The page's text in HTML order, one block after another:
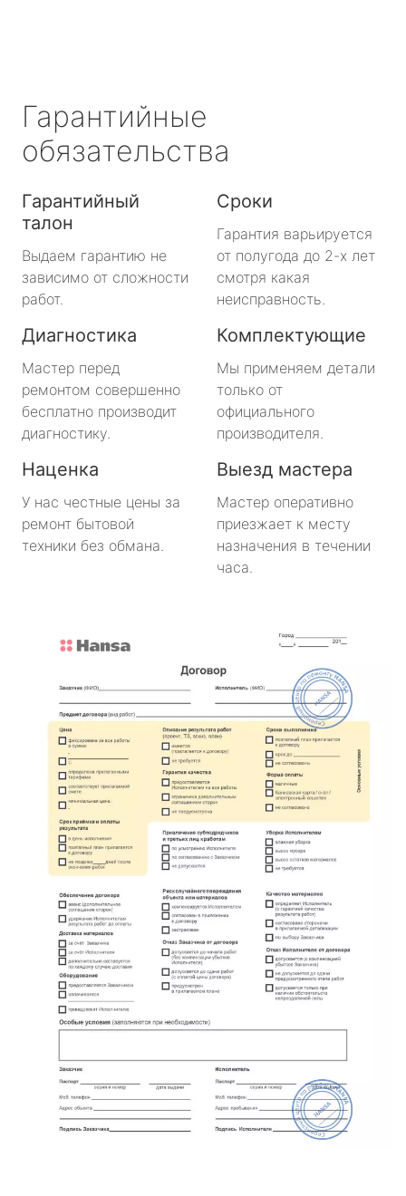
Гарантийные
обязательства
Гарантийный
талон
Выдаем гарантию не
зависимо от сложности
работ.
Сроки
Гарантия варьируется
от полугода до 2-х лет
смотря какая
неисправность.
Диагностика
Мастер перед
ремонтом совершенно
бесплатно производит
диагностику.
Комплектующие
Мы применяем детали
только от
официального
производителя.
Наценка
У нас честные цены за
ремонт бытовой
техники без обмана.
Выезд мастера
Мастер оперативно
приезжает к месту
назначения в течении
часа.